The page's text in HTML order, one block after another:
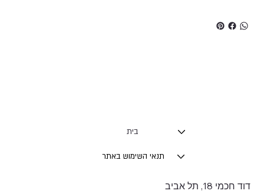
בית
תנאי השימוש באתר
דוד חכמי 18, תל אביב